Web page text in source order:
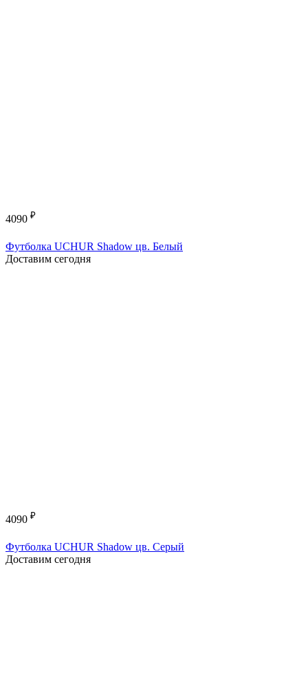
4090 ₽
Футболка UCHUR Shadow цв. Белый
Доставим сегодня
4090 ₽
Футболка UCHUR Shadow цв. Серый
Доставим сегодня